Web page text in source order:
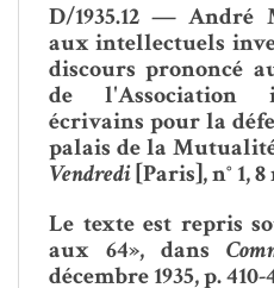
D/1935.12 — André
aux intellectuels
discours prononcé
de l'Association
écrivains pour la
palais de la
Vendredi[Paris], n° 1,
Le texte est repris
aux 64», dans
décembre 1935, p. 410-